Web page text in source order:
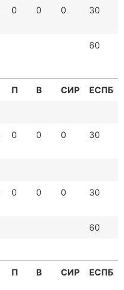
0 0 0 30
60
П В СИР ЕСПБ
0 0 0 30
0 0 0 30
60
П В СИР ЕСПБ